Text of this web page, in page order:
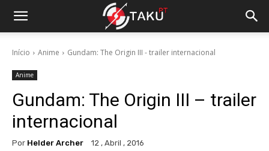
Início Anime Gundam: The Origin III - trailer internacional
Anime
Gundam: The Origin III – trailer
internacional
Por Helder Archer 12 , Abril , 2016